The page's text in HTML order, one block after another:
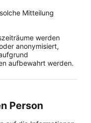
Mitteilung
werden
anonymisiert,
aufbewahrt werden.
Person